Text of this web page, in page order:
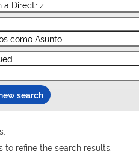
search
to refine the search results.